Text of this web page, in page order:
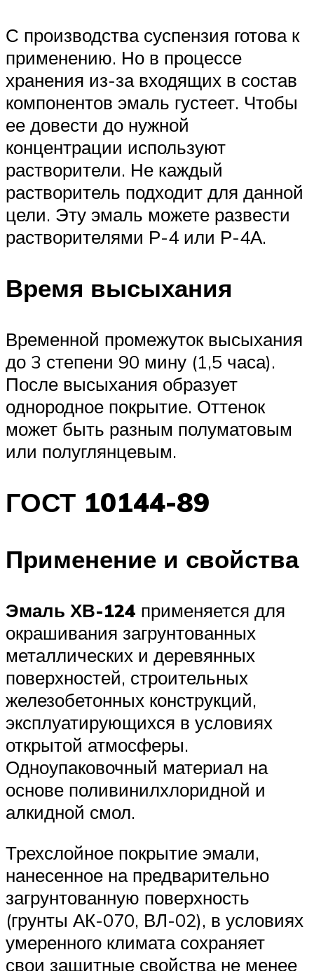
С производства суспензия готова к
применению. Но в процессе
хранения из-за входящих в состав
компонентов эмаль густеет. Чтобы
ее довести до нужной
концентрации используют
растворители. Не каждый
растворитель подходит для данной
цели. Эту эмаль можете развести
растворителями Р-4 или Р-4А.
Время высыхания
Временной промежуток высыхания
до 3 степени 90 мину (1,5 часа).
После высыхания образует
однородное покрытие. Оттенок
может быть разным полуматовым
или полуглянцевым.
ГОСТ 10144-89
Применение и свойства
Эмаль ХВ-124 применяется для
окрашивания загрунтованных
металлических и деревянных
поверхностей, строительных
железобетонных конструкций,
эксплуатирующихся в условиях
открытой атмосферы.
Одноупаковочный материал на
основе поливинилхлоридной и
алкидной смол.
Трехслойное покрытие эмали,
нанесенное на предварительно
загрунтованную поверхность
(грунты АК-070, ВЛ-02), в условиях
умеренного климата сохраняет
свои защитные свойства не менее